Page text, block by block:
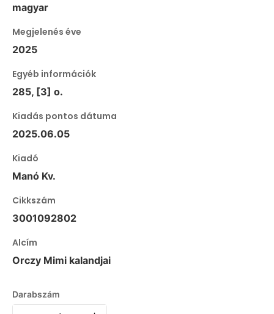
magyar
Megjelenés éve
2025
Egyéb információk
285, [3] o.
Kiadás pontos dátuma
2025.06.05
Kiadó
Manó Kv.
Cikkszám
3001092802
Alcím
Orczy Mimi kalandjai
Darabszám